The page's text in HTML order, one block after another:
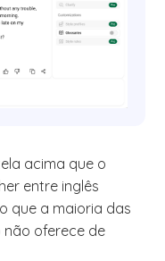
acima que o
entre inglês
que a maioria das
oferece de